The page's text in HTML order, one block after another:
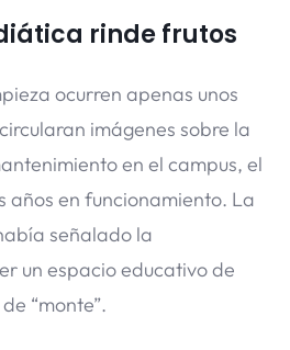
rinde frutos
ocurren apenas unos
imágenes sobre la
en el campus, el
años en funcionamiento. La
señalado la
un espacio educativo de
“monte”.